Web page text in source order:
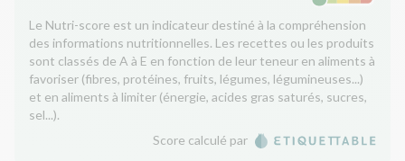
Le Nutri-score est un indicateur destiné à la compréhension
des informations nutritionnelles. Les recettes ou les produits
sont classés de A à E en fonction de leur teneur en aliments à
favoriser (fibres, protéines, fruits, légumes, légumineuses...)
et en aliments à limiter (énergie, acides gras saturés, sucres,
sel...).
Score calculé par